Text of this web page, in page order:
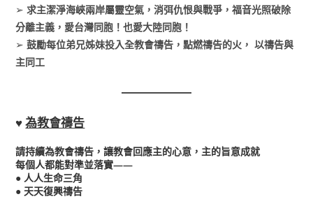
➢求主潔淨海峽兩岸屬靈空氣，消弭仇恨與戰爭，福音光照破除
分離主義，愛台灣同胞！也愛大陸同胞！
➢鼓勵每位弟兄姊妹投入全教會禱告，點燃禱告的火， 以禱告與
主同工
♥為教會禱告
請持續為教會禱告，讓教會回應主的心意，主的旨意成就
每個人都能對準並落實——
● 人人生命三角
● 天天復興禱告